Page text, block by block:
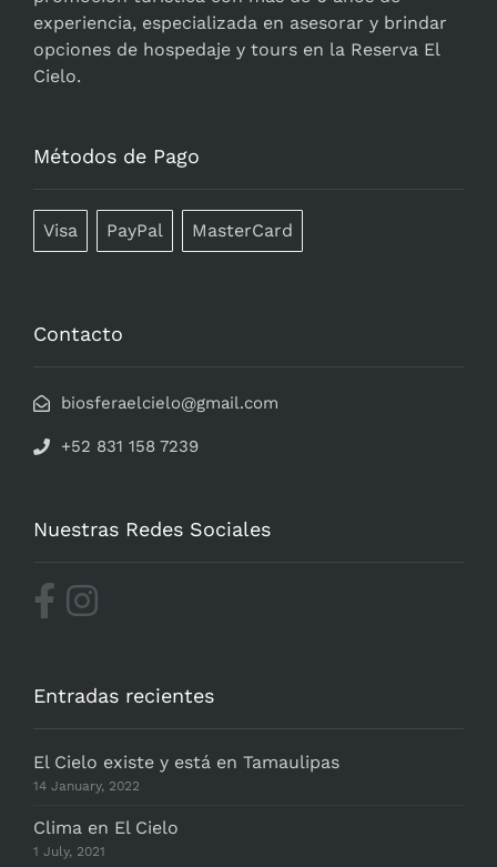
experiencia, especializada en asesorar y brindar
opciones de hospedaje y tours en la Reserva El
Cielo.
Métodos de Pago
Visa PayPal MasterCard
Contacto
biosferaelcielo@gmail.com
+52 831 158 7239
Nuestras Redes Sociales
Entradas recientes
El Cielo existe y está en Tamaulipas
14 January, 2022
Clima en El Cielo
1 July, 2021